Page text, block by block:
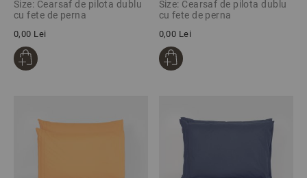
Size: Cearsaf de pilota dublu
cu fete de perna
0,00 Lei
ranforce, 3 piese
Size: Cearsaf de pilota dublu
cu fete de perna
0,00 Lei